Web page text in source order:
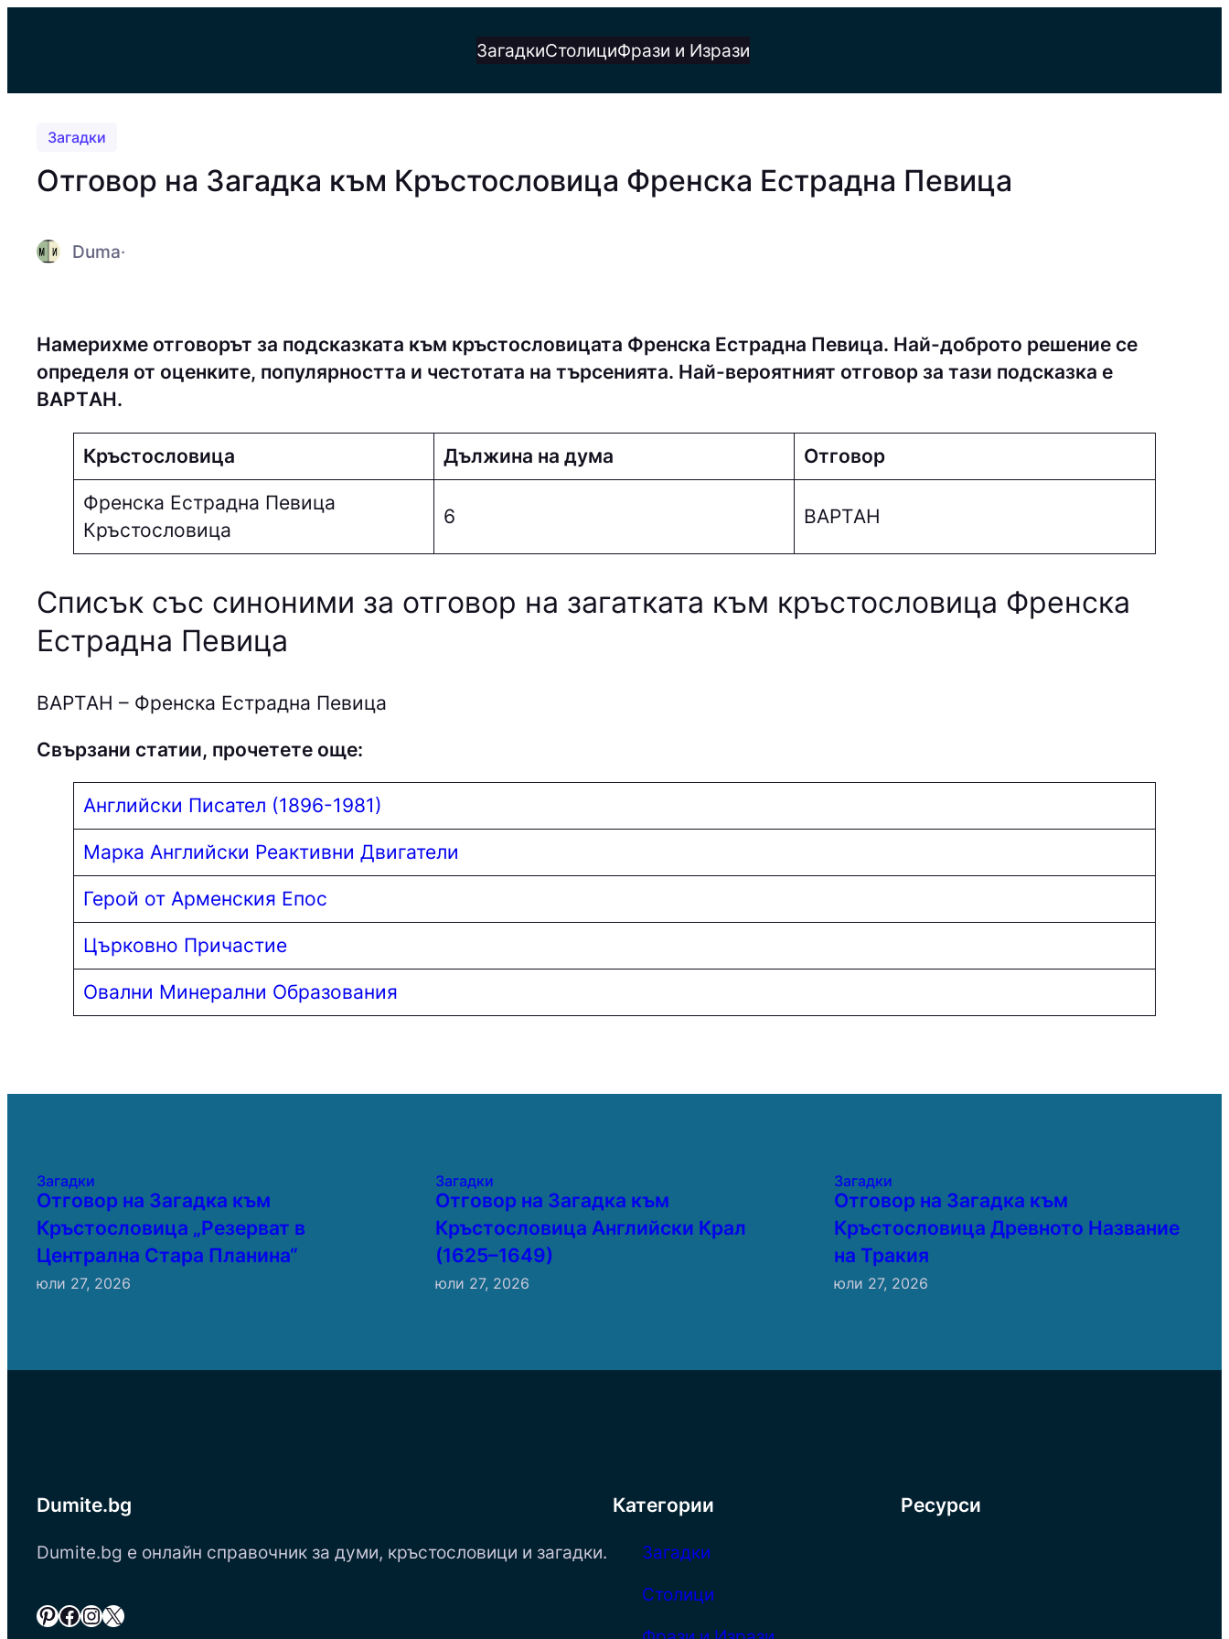
ЗагадкиСтолициФрази и Изрази
Загадки
Отговор на Загадка към Кръстословица Френска Естрадна Певица
Duma·
Намерихме отговорът за подсказката към кръстословицата Френска Естрадна Певица. Най-доброто решение се
определя от оценките, популярността и честотата на търсенията. Най-вероятният отговор за тази подсказка е
ВAPТAН.
Кръстословица Дължина на дума Отговор
Френска Естрадна Певица
Кръстословица
6 ВAPТAН
Списък със синоними за отговор на загатката към кръстословица Френска
Естрадна Певица
ВAPТAН – Френска Естрадна Певица
Свързани статии, прочетете още:
Английски Писател (1896-1981)
Марка Английски Реактивни Двигатели
Герой от Арменския Епос
Църковно Причастие
Овални Минерални Образования
Загадки
Отговор на Загадка към
Кръстословица „Резерват в
Централна Стара Планина“
юли 27, 2026
Загадки
Отговор на Загадка към
Кръстословица Английски Крал
(1625–1649)
юли 27, 2026
Загадки
Отговор на Загадка към
Кръстословица Древното Название
на Тракия
юли 27, 2026
Dumite.bg
Dumite.bg е онлайн справочник за думи, кръстословици и загадки.
Pinterest Facebook InstagramX
Категории
Загадки
Столици
Ресурси